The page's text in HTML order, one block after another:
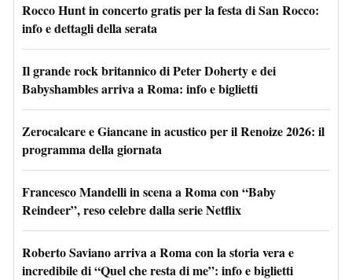
Rocco Hunt in concerto gratis per la festa di San Rocco:
info e dettagli della serata
Il grande rock britannico di Peter Doherty e dei
Babyshambles arriva a Roma: info e biglietti
Zerocalcare e Giancane in acustico per il Renoize 2026: il
programma della giornata
Francesco Mandelli in scena a Roma con “Baby
Reindeer”, reso celebre dalla serie Netflix
Roberto Saviano arriva a Roma con la storia vera e
incredibile di “Quel che resta di me”: info e biglietti